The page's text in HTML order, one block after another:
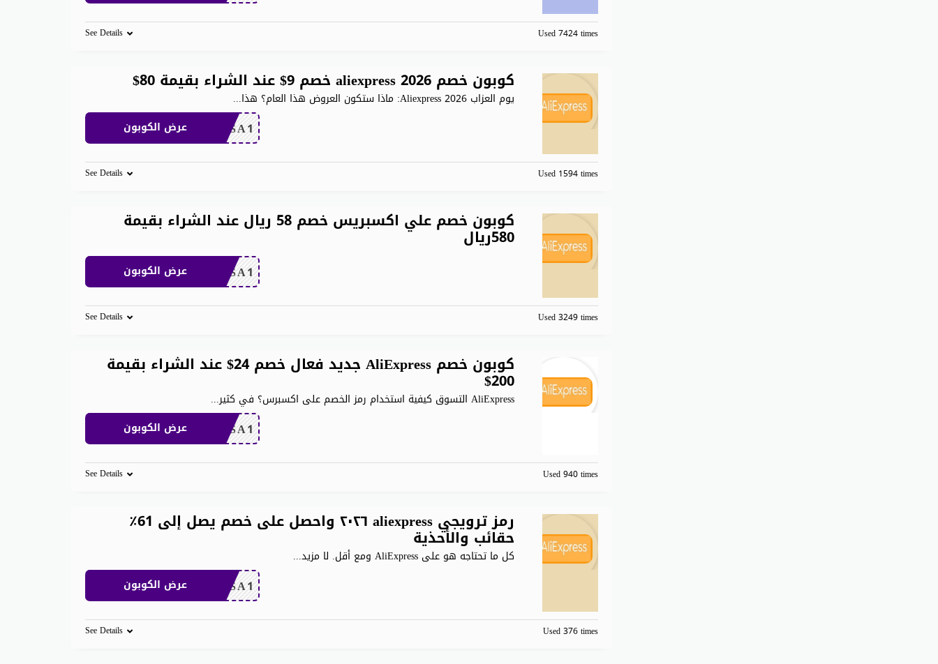
Used 7424 times
See Details
كوبون خصم aliexpress 2026 خصم 9$ عند الشراء بقيمة 80$
يوم العزاب Aliexpress 2026: ماذا ستكون العروض هذا العام؟ هذا ...
CDKSA1 عرض الكوبون
Used 1594 times
See Details
كوبون خصم علي اكسبريس خصم 58 ريال عند الشراء بقيمة
580ريال
CDKSA1 عرض الكوبون
Used 3249 times
See Details
كوبون خصم AliExpress جديد فعال خصم 24$ عند الشراء بقيمة
200$
AliExpress التسوق كيفية استخدام رمز الخصم على اكسبرس؟ في كثير ...
CDKSA1 عرض الكوبون
Used 940 times
See Details
رمز ترويجي aliexpress ٢٠٢٦ واحصل على خصم يصل إلى 61٪
حقائب والأحذية
كل ما تحتاجه هو على AliExpress ومع أقل. لا مزيد ...
CDKSA1 عرض الكوبون
Used 376 times
See Details